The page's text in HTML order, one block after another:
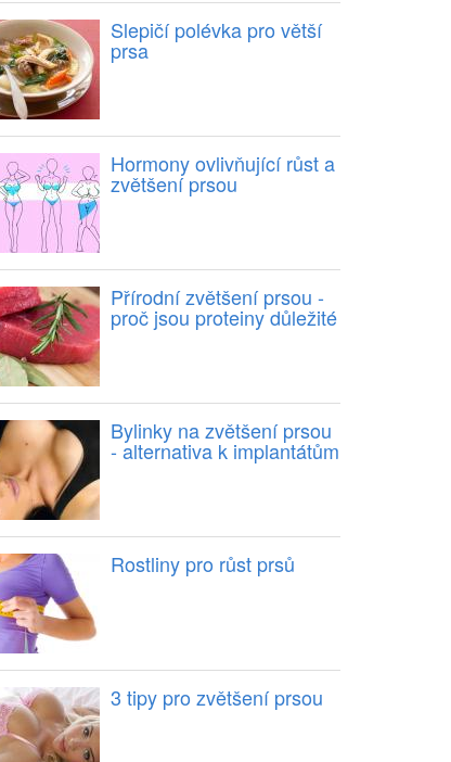
Slepičí polévka pro větší
prsa
Hormony ovlivňující růst a
zvětšení prsou
Přírodní zvětšení prsou -
proč jsou proteiny důležité
Bylinky na zvětšení prsou
- alternativa k implantátům
Rostliny pro růst prsů
3 tipy pro zvětšení prsou